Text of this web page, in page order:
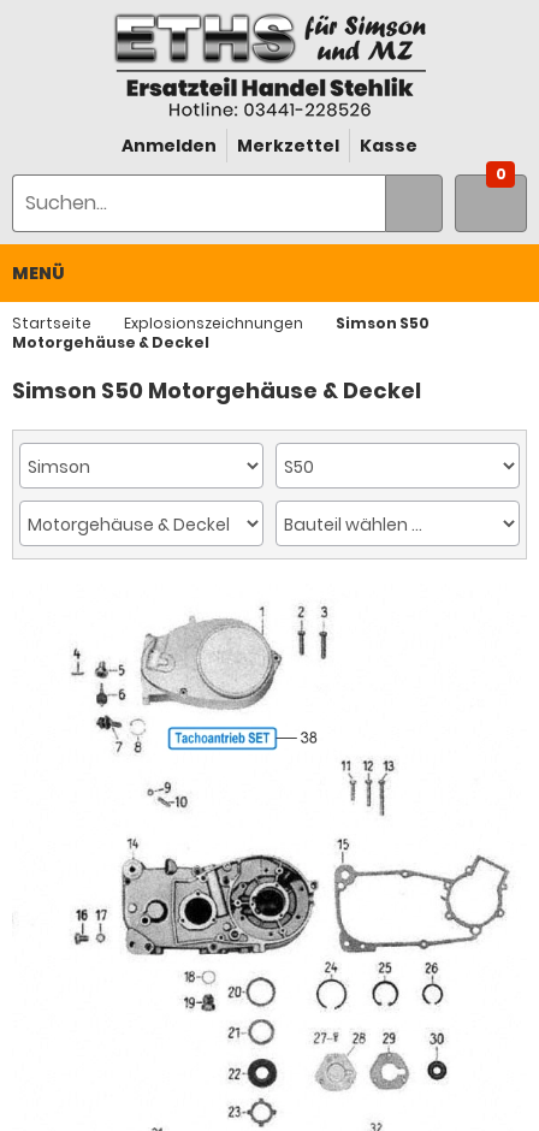
Anmelden Merkzettel Kasse
0
MENÜ
Startseite Explosionszeichnungen
Simson S50
Motorgehäuse & Deckel
Simson S50 Motorgehäuse & Deckel